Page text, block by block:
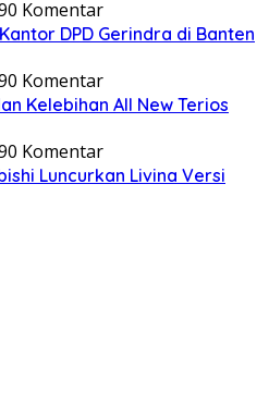
0 Komentar
DPD Gerindra di Banten
0 Komentar
Kelebihan All New Terios
0 Komentar
Luncurkan Livina Versi